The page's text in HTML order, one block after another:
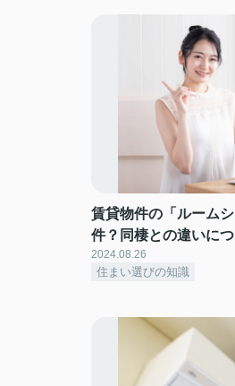
賃貸物件の「ルーム
件？同棲との違いに
2024.08.26
住まい選びの知識